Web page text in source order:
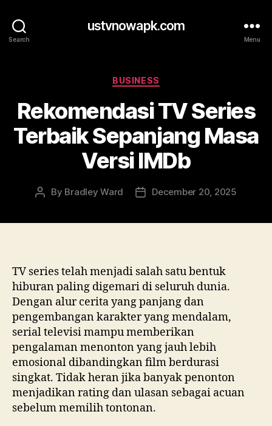
Search
ustvnowapk.com
Menu
Categories
BUSINESS
Rekomendasi TV Series
Terbaik Sepanjang Masa
Versi IMDb
Post
By Bradley Ward
PostDecember 20, 2025
TV series telah menjadi salah satu bentuk
hiburan paling digemari di seluruh dunia.
Dengan alur cerita yang panjang dan
pengembangan karakter yang mendalam,
serial televisi mampu memberikan
pengalaman menonton yang jauh lebih
emosional dibandingkan film berdurasi
singkat. Tidak heran jika banyak penonton
menjadikan rating dan ulasan sebagai acuan
sebelum memilih tontonan.